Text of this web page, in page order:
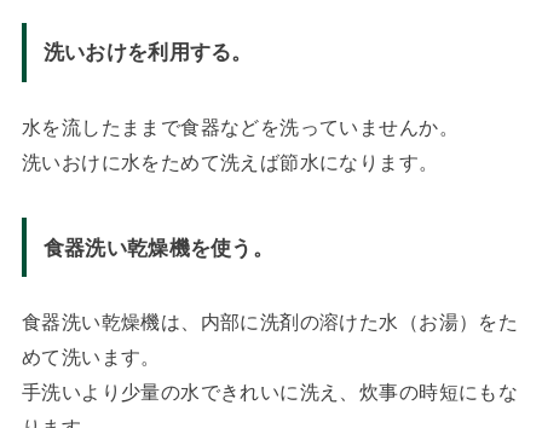
洗いおけを利用する。
水を流したままで食器などを洗っていませんか。
洗いおけに水をためて洗えば節水になります。
食器洗い乾燥機を使う。
食器洗い乾燥機は、内部に洗剤の溶けた水（お湯）をた
めて洗います。
手洗いより少量の水できれいに洗え、炊事の時短にもな